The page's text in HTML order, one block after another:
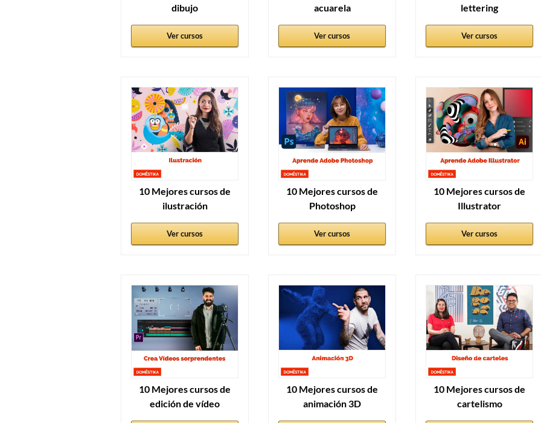
dibujo
Ver cursos
acuarela
Ver cursos
lettering
Ver cursos
10 Mejores cursos de
ilustración
Ver cursos
10 Mejores cursos de
Photoshop
Ver cursos
10 Mejores cursos de
Illustrator
Ver cursos
10 Mejores cursos de
edición de vídeo
10 Mejores cursos de
animación 3D
10 Mejores cursos de
cartelismo